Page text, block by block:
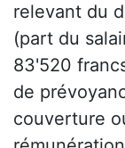
relevant du
(part du
83'520
de
couverture